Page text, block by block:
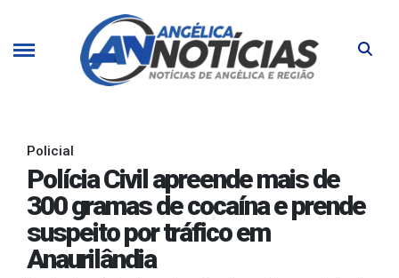
Policial
Polícia Civil apreende mais de
300 gramas de cocaína e prende
suspeito por tráfico em
Anaurilândia